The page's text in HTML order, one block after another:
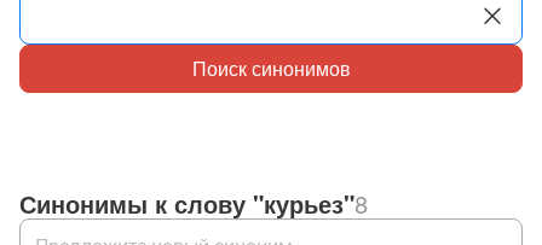
Поиск синонимов
Синонимы к слову "курьез"8